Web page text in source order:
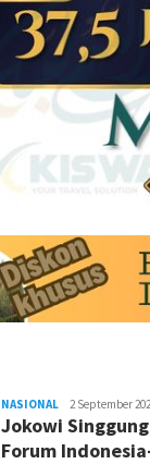
NASIONAL REDAKSI
RAMBUKOTA
2 September
Jokowi
Forum